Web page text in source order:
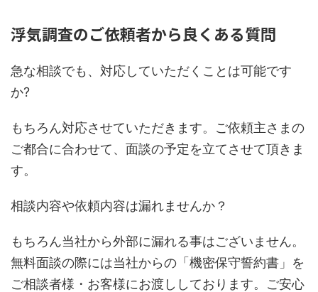
浮気調査のご依頼者から良くある質問
急な相談でも、対応していただくことは可能です
か?
もちろん対応させていただきます。ご依頼主さまの
ご都合に合わせて、面談の予定を立てさせて頂きま
す。
相談内容や依頼内容は漏れませんか？
もちろん当社から外部に漏れる事はございません。
無料面談の際には当社からの「機密保守誓約書」を
ご相談者様・お客様にお渡ししております。ご安心